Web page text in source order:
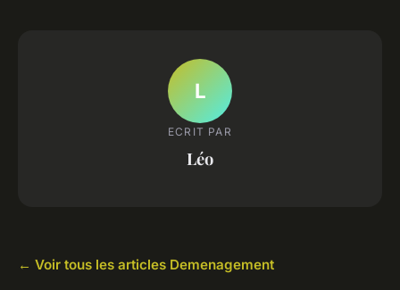
L
ECRIT PAR
Léo
← Voir tous les articles Demenagement